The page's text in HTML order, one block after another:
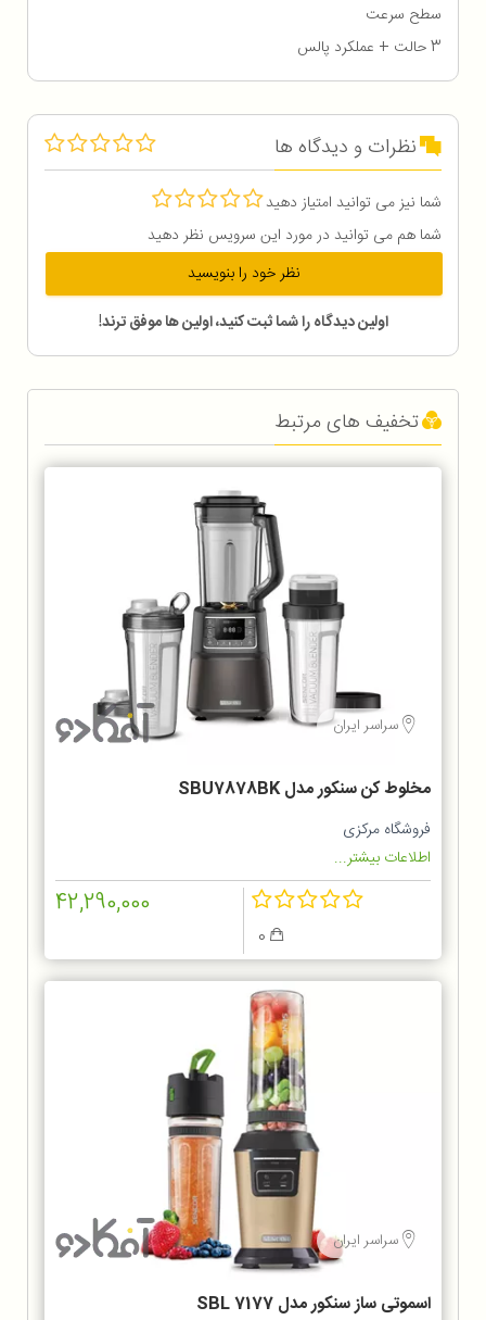
سطح سرعت
3 حالت + عملکرد پالس
نظرات و دیدگاه ها
شما نیز می توانید امتیاز دهید
شما هم می توانید در مورد این سرویس نظر دهید
نظر خود را بنویسید
اولین دیدگاه را شما ثبت کنید، اولین ها موفق ترند!
تخفیف های مرتبط
سراسر ایران
مخلوط‌ کن سنکور مدل SBU7878BK
فروشگاه مرکزی
اطلاعات بیشتر...
42,290,000
سراسر ایران
اسموتی ساز سنکور مدل SBL 7177